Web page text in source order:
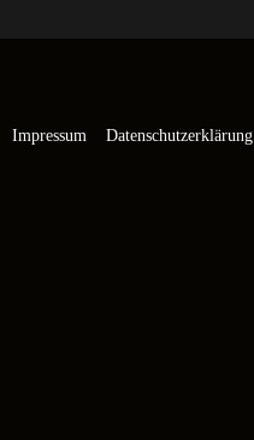
Impressum Datenschutzerklärung